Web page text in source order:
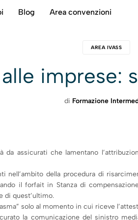
Blog Area convenzioni
AREA IVASS
imprese:
di Formazione
assicurati che lamentano
della procedura di
il forfait in Stanza di
di quest’ultimo.
solo al momento in cui riceve
la comunicazione del sinistro